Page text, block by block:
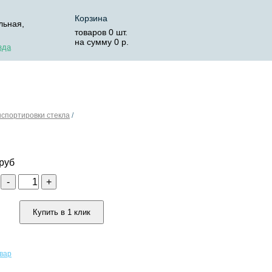
Корзина
товаров 0 шт.
на сумму 0 р.
стекла /
руб
- +
Купить в 1 клик